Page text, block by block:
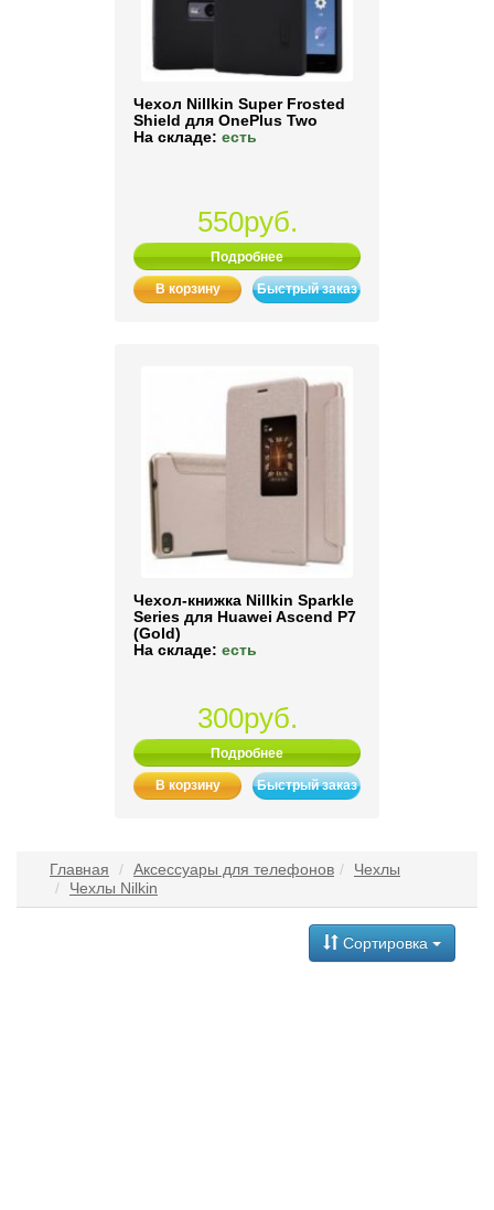
Чехол Nillkin Super Frosted
Shield для OnePlus Two
На складе: есть
550руб.
Подробнее
В корзину Быстрый заказ
Чехол-книжка Nillkin Sparkle
Series для Huawei Ascend P7
(Gold)
На складе: есть
300руб.
Подробнее
В корзину Быстрый заказ
Главная Аксессуары для телефонов
Чехлы
Чехлы Nilkin
Сортировка